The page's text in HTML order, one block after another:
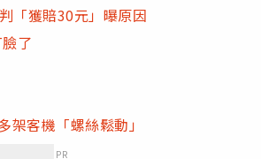
「獲賠30元」曝原因
了
客機「螺絲鬆動」
PR